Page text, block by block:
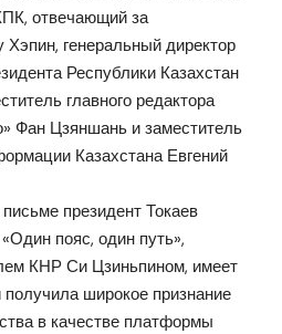
отвечающий за
генеральный директор
Республики Казахстан
главного редактора
Фан Цзяншань и заместитель
Казахстана Евгений
президент Токаев
пояс, один путь»,
КНР Си Цзиньпином, имеет
широкое признание
в качестве платформы